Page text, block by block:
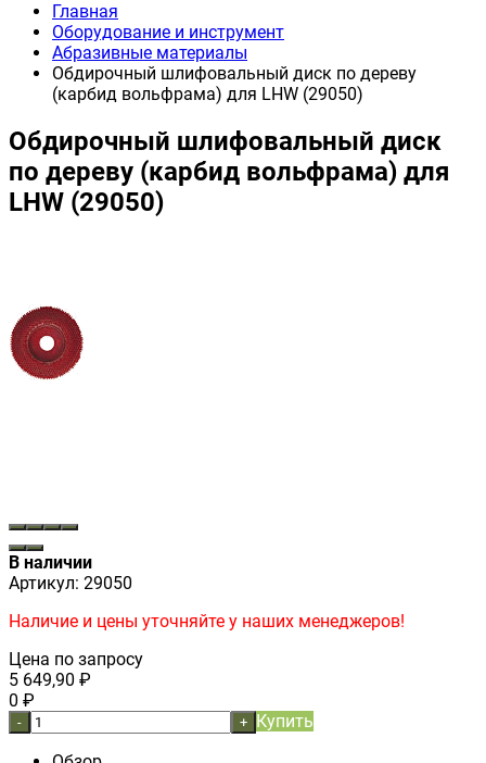
Главная
Оборудование и инструмент
Абразивные материалы
Обдирочный шлифовальный диск по дереву
(карбид вольфрама) для LHW (29050)
Обдирочный шлифовальный диск
по дереву (карбид вольфрама) для
LHW (29050)
В наличии
Артикул: 29050
Наличие и цены уточняйте у наших менеджеров!
Цена по запросу
5 649,90 ₽
0 ₽
- + Купить